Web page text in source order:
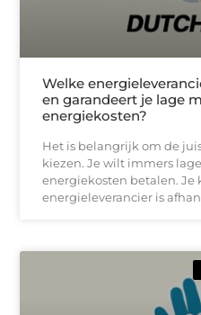
Welke
en garandeert je lage
energiekosten?
Het is belangrijk om de
kiezen. Je wilt immers
energiekosten betalen. Je
energieleverancier is